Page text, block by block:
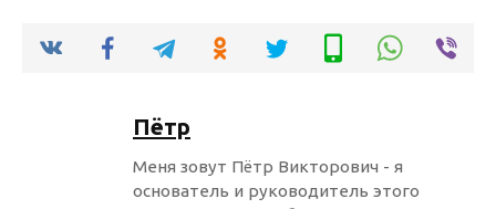
Пётр
Меня зовут Пётр Викторович - я
основатель и руководитель этого